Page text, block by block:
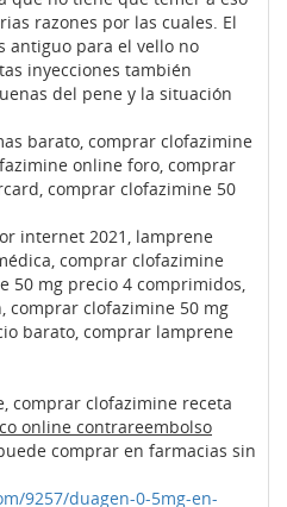
razones por las cuales. El
antiguo para el vello no
inyecciones también
del pene y la situación
barato, comprar clofazimine
online foro, comprar
comprar clofazimine 50
internet 2021, lamprene
comprar clofazimine
50 mg precio 4 comprimidos,
comprar clofazimine 50 mg
barato, comprar lamprene
comprar clofazimine receta
online contrareembolso
comprar en farmacias sin
9257/duagen-0-5mg-en-